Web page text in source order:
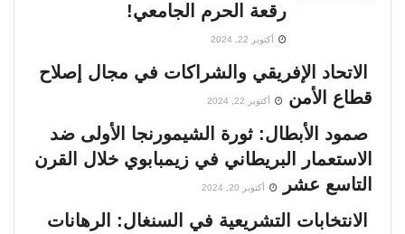
رقعة الحرم الجامعي!
أكتوبر 22, 2024
الاتحاد الإفريقي والشراكات في مجال إصلاح
قطاع الأمن
أكتوبر 22, 2024
صمود الأبطال: ثورة الشيمورنجا الأولى ضد
الاستعمار البريطاني في زيمبابوي خلال القرن
التاسع عشر
أكتوبر 20, 2024
الانتخابات التشريعية في السنغال: الرهانات